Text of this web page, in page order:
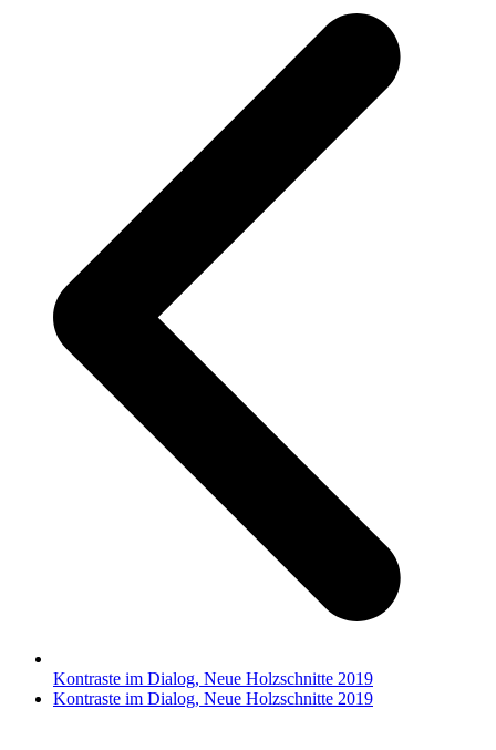
Kontraste im Dialog, Neue Holzschnitte 2019
Nächster
Kontraste im Dialog, Neue Holzschnitte 2019